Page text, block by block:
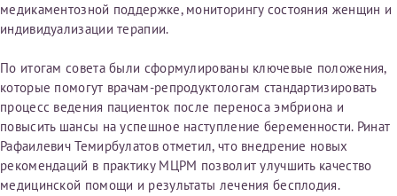
медикаментозной поддержке, мониторингу состояния женщин и
индивидуализации терапии.
По итогам совета были сформулированы ключевые положения,
которые помогут врачам-репродуктологам стандартизировать
процесс ведения пациенток после переноса эмбриона и
повысить шансы на успешное наступление беременности. Ринат
Рафаилевич Темирбулатов отметил, что внедрение новых
рекомендаций в практику МЦРМ позволит улучшить качество
медицинской помощи и результаты лечения бесплодия.
Сдать спермограмму
Выберите специальность врача
Или введите его имя
Заявление
следующим пациентам:
Фамилия*
Имя*